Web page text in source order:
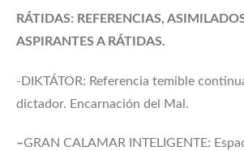
RÁTIDAS: REFERENCIAS,
ASPIRANTES A RÁTIDAS.
-DIKTÁTOR: Referencia temible
dictador. Encarnación del Mal.
–GRAN CALAMAR INTELIGENTE: